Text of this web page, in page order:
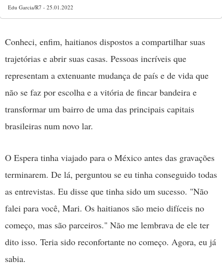
Edu Garcia/R7 - 25.01.2022
Conheci, enfim, haitianos dispostos a compartilhar suas
trajetórias e abrir suas casas. Pessoas incríveis que
representam a extenuante mudança de país e de vida que
não se faz por escolha e a vitória de fincar bandeira e
transformar um bairro de uma das principais capitais
brasileiras num novo lar.
O Espera tinha viajado para o México antes das gravações
terminarem. De lá, perguntou se eu tinha conseguido todas
as entrevistas. Eu disse que tinha sido um sucesso. "Não
falei para você, Mari. Os haitianos são meio difíceis no
começo, mas são parceiros." Não me lembrava de ele ter
dito isso. Teria sido reconfortante no começo. Agora, eu já
sabia.